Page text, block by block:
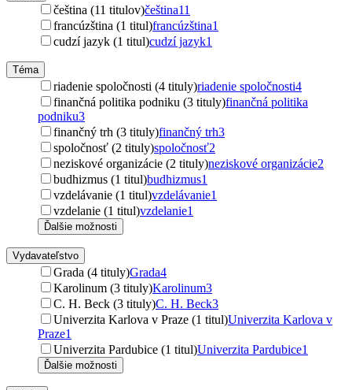
čeština (11 titulov)čeština11
francúzština (1 titul)francúzština1
cudzí jazyk (1 titul)cudzí jazyk1
Téma
riadenie spoločnosti (4 tituly)riadenie spoločnosti4
finančná politika podniku (3 tituly)finančná politika
podniku3
finančný trh (3 tituly)finančný trh3
spoločnosť (2 tituly)spoločnosť2
neziskové organizácie (2 tituly)neziskové organizácie2
budhizmus (1 titul)budhizmus1
vzdelávanie (1 titul)vzdelávanie1
vzdelanie (1 titul)vzdelanie1
Ďalšie možnosti
Vydavateľstvo
Grada (4 tituly)Grada4
Karolinum (3 tituly)Karolinum3
C. H. Beck (3 tituly)C. H. Beck3
Univerzita Karlova v Praze (1 titul)Univerzita Karlova v
Praze1
Univerzita Pardubice (1 titul)Univerzita Pardubice1
Ďalšie možnosti